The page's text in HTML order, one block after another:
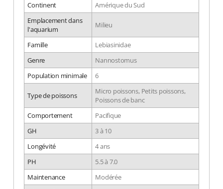
Continent
Amérique du Sud
Emplacement dans
l'aquarium
Milieu
Famille
Lebiasinidae
Genre
Nannostomus
Population minimale
6
Type de poissons
Micro poissons, Petits poissons,
Poissons de banc
Comportement
Pacifique
GH
3 à 10
Longévité
4 ans
PH
5.5 à 7.0
Maintenance
Modérée